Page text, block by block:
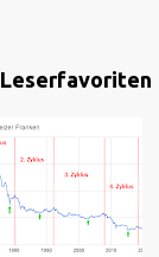
Leserfavoriten